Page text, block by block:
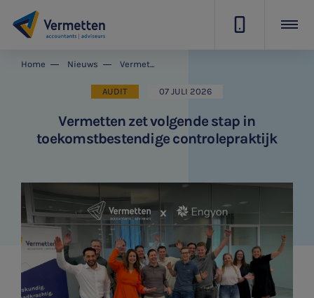
Home Nieuws Vermetten zet volgende stap in toekomstbestendige controlepraktijk
AUDIT 07 JULI 2026
Vermetten zet volgende stap in
toekomstbestendige controlepraktijk